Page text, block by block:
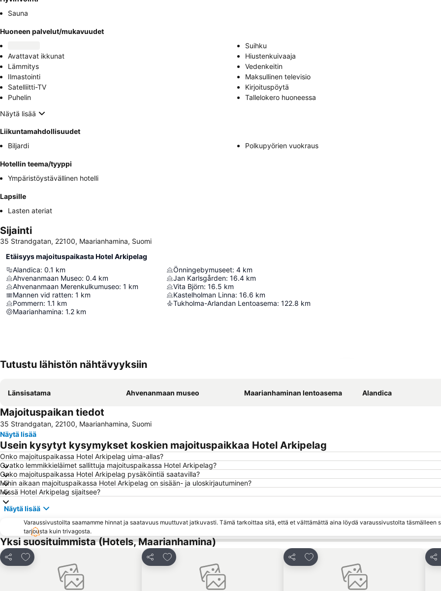
Sauna
Huoneen palvelut/mukavuudet
Suihku
Avattavat ikkunat
Hiustenkuivaaja
Lämmitys
Vedenkeitin
Ilmastointi
Maksullinen televisio
Satelliitti-TV
Kirjoituspöytä
Puhelin
Tallelokero huoneessa
Näytä lisää
Liikuntamahdollisuudet
Biljardi
Polkupyörien vuokraus
Hotellin teema/tyyppi
Ympäristöystävällinen hotelli
Lapsille
Lasten ateriat
Sijainti
35 Strandgatan, 22100, Maarianhamina, Suomi
Etäisyys majoituspaikasta Hotel Arkipelag
Alandica: 0.1 km
Ahvenanmaan Museo: 0.4 km
Ahvenanmaan Merenkulkumuseo: 1 km
Mannen vid ratten: 1 km
Pommern: 1.1 km
Maarianhamina: 1.2 km
Önningebymuseet: 4 km
Jan Karlsgården: 16.4 km
Vita Björn: 16.5 km
Kastelholman Linna: 16.6 km
Tukholma-Arlandan Lentoasema: 122.8 km
Tutustu lähistön nähtävyyksiin
Länsisatama Ahvenanmaan museo Maarianhaminan lentoasema Alandica
Majoituspaikan tiedot
35 Strandgatan, 22100, Maarianhamina, Suomi
Näytä lisää
Usein kysytyt kysymykset koskien majoituspaikkaa Hotel Arkipelag
Onko majoituspaikassa Hotel Arkipelag uima-allas?
Ovatko lemmikkieläimet sallittuja majoituspaikassa Hotel Arkipelag?
Onko majoituspaikassa Hotel Arkipelag pysäköintiä saatavilla?
Mihin aikaan majoituspaikassa Hotel Arkipelag on sisään- ja uloskirjautuminen?
Missä Hotel Arkipelag sijaitsee?
Näytä lisää
Varaussivustoilta saamamme hinnat ja saatavuus muuttuvat jatkuvasti. Tämä tarkoittaa sitä, että et välttämättä aina löydä varaussivustolta täsmälleen
tarjousta kuin trivagosta.
Yksi suosituimmista (Hotels, Maarianhamina)
Jaa
Lisää suosikkeihin
Jaa
Lisää suosikkeihin
Jaa
Lisää suosikkeihin
Jaa